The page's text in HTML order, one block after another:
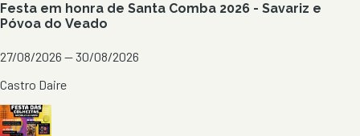
Festa em honra de Santa Comba 2026 - Savariz e
Póvoa do Veado
27/08/2026 — 30/08/2026
Castro Daire